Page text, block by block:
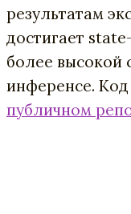
результатам
достигает
более высокой
инференсе. Код
публичном